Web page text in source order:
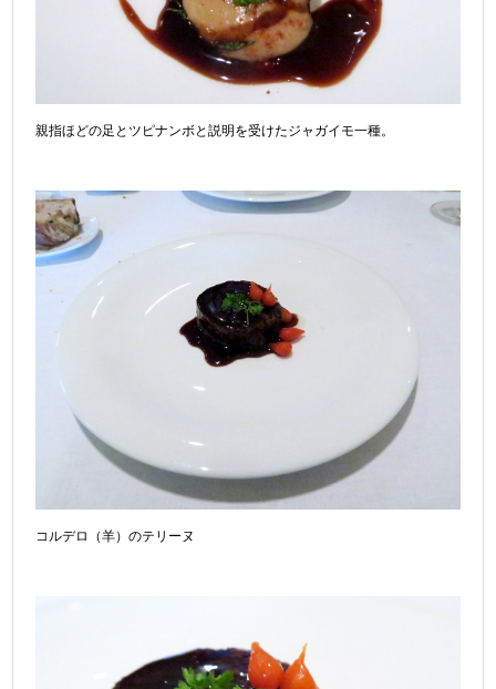
親指ほどの足とツピナンボと説明を受けたジャガイモ一種。
コルデロ（羊）のテリーヌ